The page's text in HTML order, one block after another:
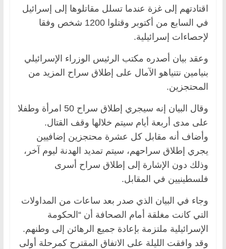
اقتادتهم إلى غزة عندما تسلل مقاتلوها إلى إسرائيل
في السابع من أكتوبر وقتلوا 1200 شخص وفقا
لإحصاءات إسرائيلية.
وعقد بيان أصدره مكتب الرئيس الوزراء الإسرائيلي
بنيامين نتنياهو الآمال على إطلاق سراح المزيد من
المحتجزين.
وقال البيان إنه سيجري إطلاق سراح 50 امرأة وطفلا
على مدى أربعة أيام سيتم خلالها وقف القتال.
وأضاف أنه مقابل كل عشرة محتجزين إضافيين
يجري إطلاق سراحهم، سيتم تمديد الهدنة ليوم آخر،
وذلك دون الإشارة إلى إطلاق سراح أسرى
فلسطينيين في المقابل.
وجاء في البيان الذي صدر بعد ساعات من المداولات
التي كانت مغلقة أمام الصحافة أن “الحكومة
الإسرائيلية ملتزمة بإعادة جميع الرهائن إلى وطنهم.
وقد وافقت الليلة على الاتفاق المقترح كمرحلة أولى